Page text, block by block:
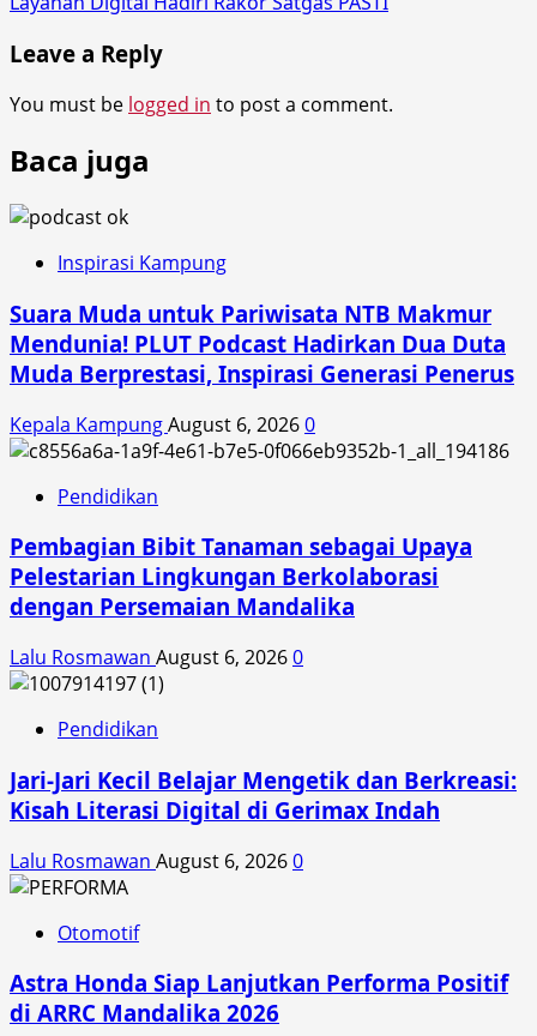
Leave a Reply
You must be logged in to post a comment.
Baca juga
Inspirasi Kampung
Suara Muda untuk Pariwisata NTB Makmur
Mendunia! PLUT Podcast Hadirkan Dua Duta
Muda Berprestasi, Inspirasi Generasi Penerus
Kepala KampungAugust 6, 20260
Pendidikan
Pembagian Bibit Tanaman sebagai Upaya
Pelestarian Lingkungan Berkolaborasi
dengan Persemaian Mandalika
Lalu Rosmawan August 6, 20260
Pendidikan
Jari-Jari Kecil Belajar Mengetik dan Berkreasi:
Kisah Literasi Digital di Gerimax Indah
Lalu Rosmawan August 6, 20260
Otomotif
Astra Honda Siap Lanjutkan Performa Positif
di ARRC Mandalika 2026